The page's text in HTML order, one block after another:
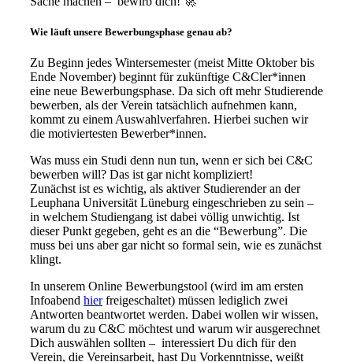
Wie läuft unsere Bewerbungsphase genau ab?
Zu Beginn jedes Wintersemester (meist Mitte Oktober bis
Ende November) beginnt für zukünftige C&Cler*innen
eine neue Bewerbungsphase. Da sich oft mehr Studierende
bewerben, als der Verein tatsächlich aufnehmen kann,
kommt zu einem Auswahlverfahren. Hierbei suchen wir
die motiviertesten Bewerber*innen.
Was muss ein Studi denn nun tun, wenn er sich bei C&C
bewerben will? Das ist gar nicht kompliziert!
Zunächst ist es wichtig, als aktiver Studierender an der
Leuphana Universität Lüneburg eingeschrieben zu sein –
in welchem Studiengang ist dabei völlig unwichtig. Ist
dieser Punkt gegeben, geht es an die “Bewerbung”. Die
muss bei uns aber gar nicht so formal sein, wie es zunächst
klingt.
In unserem Online Bewerbungstool (wird im am ersten
Infoabend hierfreigeschaltet) müssen lediglich zwei
Antworten beantwortet werden. Dabei wollen wir wissen,
warum du zu C&C möchtest und warum wir ausgerechnet
Dich auswählen sollten – interessiert Du dich für den
Verein, die Vereinsarbeit, hast Du Vorkenntnisse, weißt